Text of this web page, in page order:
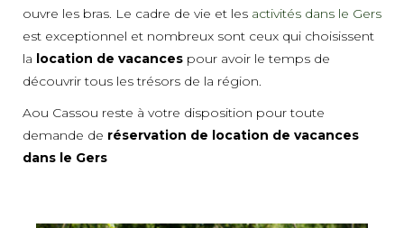
ouvre les bras. Le cadre de vie et les activités dans le Gers
est exceptionnel et nombreux sont ceux qui choisissent
la location de vacances pour avoir le temps de
découvrir tous les trésors de la région.
Aou Cassou reste à votre disposition pour toute
demande de réservation de location de vacances
dans le Gers